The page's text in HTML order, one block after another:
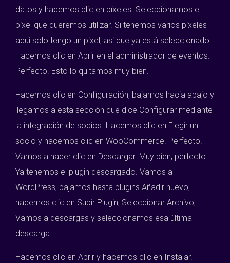
datos y hacemos clic en píxeles. Seleccionamos el
píxel que queremos utilizar. Si tenemos varios píxeles
aquí solo tengo un píxel, así que ya está seleccionado.
Hacemos clic en Abrir en el administrador de eventos.
Perfecto. Esto lo quitamos muy bien.
Hacemos clic en Configuración, bajamos hacia abajo y
llegamos a esta sección que dice Configurar mediante
la integración de socios. Hacemos clic en Elegir un
socio y hacemos clic en WooCommerce. Perfecto.
Vamos a hacer clic en Descargar. Muy bien, perfecto.
Ya tenemos el plugin descargado. Vamos a
WordPress, bajamos hasta plugins Añadir nuevo,
hacemos clic en Subir Plugin, Seleccionar Archivo,
Vamos a descargas y seleccionamos esa última
descarga.
Hacemos clic en Abrir y hacemos clic en Instalar.